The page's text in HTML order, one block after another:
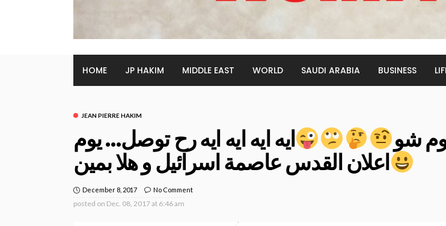
HOME JP HAKIM MIDDLE EAST WORLD SAUDI ARABIA BUSINESS
JEAN PIERRE HAKIM
شو ايه ايه ايه ايه رح توصل… يوم
اعلان القدس عاصمة اسرائيل و هلا بمين
December 8, 2017 No Comment
posted on Dec. 08, 2017 at 6:46 am